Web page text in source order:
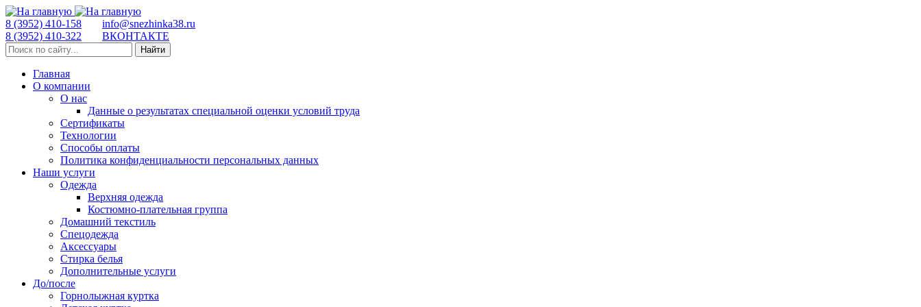
8 (3952) 410-158
8 (3952) 410-322
info@snezhinka38.ru
ВКОНТАКТЕ
Найти
Главная
О компании
О нас
Данные о результатах специальной оценки условий труда
Сертификаты
Технологии
Способы оплаты
Политика конфиденциальности персональных данных
Наши услуги
Одежда
Верхняя одежда
Костюмно-плательная группа
Домашний текстиль
Спецодежда
Аксессуары
Стирка белья
Дополнительные услуги
До/после
Горнолыжная куртка